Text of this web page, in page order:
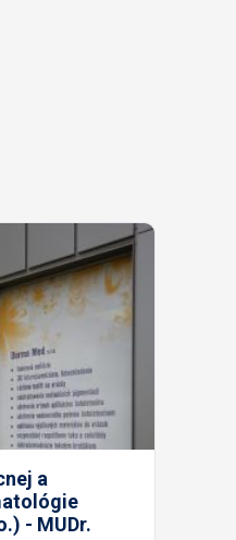
a
- MUDr.